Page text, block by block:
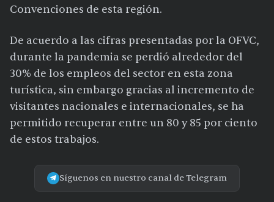
Convenciones de esta región.
De acuerdo a las cifras presentadas por la OFVC,
durante la pandemia se perdió alrededor del
30% de los empleos del sector en esta zona
turística, sin embargo gracias al incremento de
visitantes nacionales e internacionales, se ha
permitido recuperar entre un 80 y 85 por ciento
de estos trabajos.
Síguenos en nuestro canal de Telegram